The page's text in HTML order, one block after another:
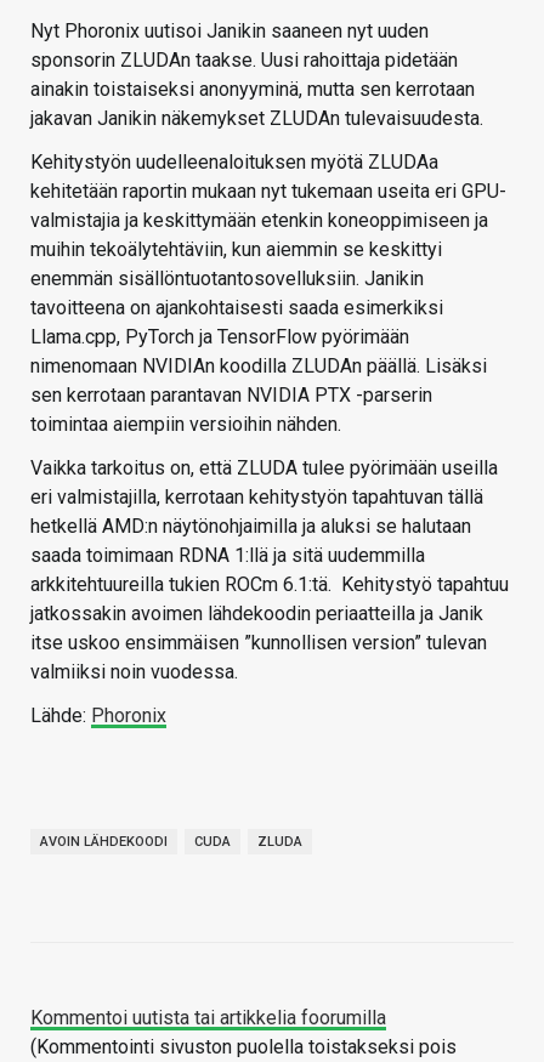
Nyt Phoronix uutisoi Janikin saaneen nyt uuden
sponsorin ZLUDAn taakse. Uusi rahoittaja pidetään
ainakin toistaiseksi anonyyminä, mutta sen kerrotaan
jakavan Janikin näkemykset ZLUDAn tulevaisuudesta.
Kehitystyön uudelleenaloituksen myötä ZLUDAa
kehitetään raportin mukaan nyt tukemaan useita eri GPU-
valmistajia ja keskittymään etenkin koneoppimiseen ja
muihin tekoälytehtäviin, kun aiemmin se keskittyi
enemmän sisällöntuotantosovelluksiin. Janikin
tavoitteena on ajankohtaisesti saada esimerkiksi
Llama.cpp, PyTorch ja TensorFlow pyörimään
nimenomaan NVIDIAn koodilla ZLUDAn päällä. Lisäksi
sen kerrotaan parantavan NVIDIA PTX -parserin
toimintaa aiempiin versioihin nähden.
Vaikka tarkoitus on, että ZLUDA tulee pyörimään useilla
eri valmistajilla, kerrotaan kehitystyön tapahtuvan tällä
hetkellä AMD:n näytönohjaimilla ja aluksi se halutaan
saada toimimaan RDNA 1:llä ja sitä uudemmilla
arkkitehtuureilla tukien ROCm 6.1:tä. Kehitystyö tapahtuu
jatkossakin avoimen lähdekoodin periaatteilla ja Janik
itse uskoo ensimmäisen ”kunnollisen version” tulevan
valmiiksi noin vuodessa.
Lähde: Phoronix
AVOIN LÄHDEKOODI CUDA ZLUDA
Kommentoi uutista tai artikkelia foorumilla
(Kommentointi sivuston puolella toistakseksi pois